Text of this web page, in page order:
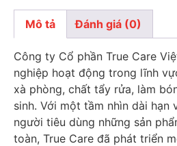
Mô tả Đánh giá (0)
Mô tả
Công ty Cổ phần True Care
nghiệp hoạt động trong lĩnh
xà phòng, chất tẩy rửa, làm
sinh. Với một tầm nhìn dài hạn
người tiêu dùng những sản
toàn, True Care đã phát triển